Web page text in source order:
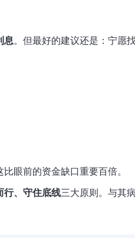
息。但最好的建议还是：宁愿
比眼前的资金缺口重要百倍。
行、守住底线三大原则。与其